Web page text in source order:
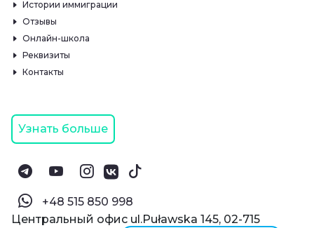
Истории иммиграции
Отзывы
Онлайн-школа
Реквизиты
Контакты
Узнать больше
‪+48 515 850 998‬
Центральный офис ul.Puławska 145, 02-715